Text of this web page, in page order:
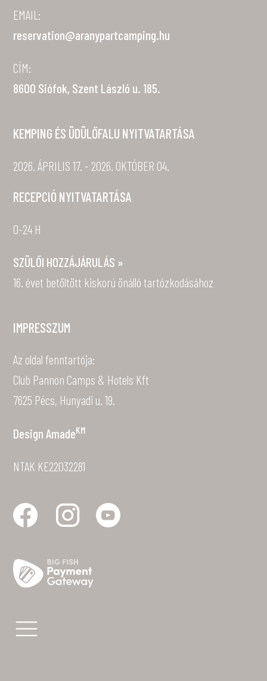
EMAIL:
reservation@aranypartcamping.hu
CÍM:
8600 Siófok, Szent László u. 185.
KEMPING ÉS ÜDÜLŐFALU NYITVATARTÁSA
2026. ÁPRILIS 17. - 2026. OKTÓBER 04.
RECEPCIÓ NYITVATARTÁSA
0-24 H
SZÜLŐI HOZZÁJÁRULÁS »
16. évet betöltött kiskorú önálló tartózkodásához
IMPRESSZUM
Az oldal fenntartója:
Club Pannon Camps & Hotels Kft
7625 Pécs, Hunyadi u. 19.
Design AmadeKM
NTAK KE22032281